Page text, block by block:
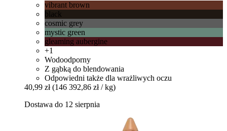
vibrant brown
black
cosmic grey
mystic green
gleaming aubergine
+1
Wodoodporny
Z gąbką do blendowania
Odpowiedni także dla wrażliwych oczu
40,99 zł (146 392,86 zł / kg)
Dostawa do 12 sierpnia